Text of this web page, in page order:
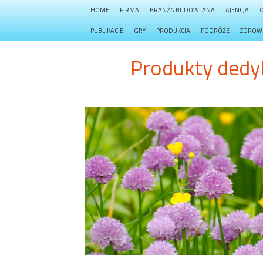
HOME FIRMA BRANŻA BUDOWLANA AJENCJA
PUBLIKACJE GRY PRODUKCJA PODRÓŻE
Produkty